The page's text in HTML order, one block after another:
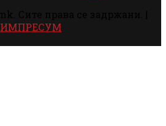
ИМПРЕСУМ